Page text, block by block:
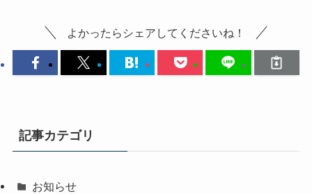
よかったらシェアしてくださいね！
記事カテゴリ
お知らせ